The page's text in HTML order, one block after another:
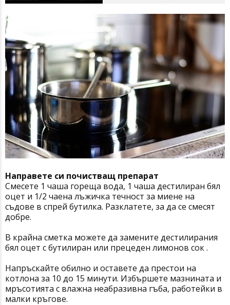
Направете си почистващ препарат
Смесете 1 чаша гореща вода, 1 чаша дестилиран бял
оцет и 1/2 чаена лъжичка течност за миене на
съдове в спрей бутилка. Разклатете, за да се смесят
добре.
В крайна сметка можете да замените дестилирания
бял оцет с бутилиран или прецеден лимонов сок .
Напръскайте обилно и оставете да престои на
котлона за 10 до 15 минути. Избършете мазнината и
мръсотията с влажна неабразивна гъба, работейки в
малки кръгове.